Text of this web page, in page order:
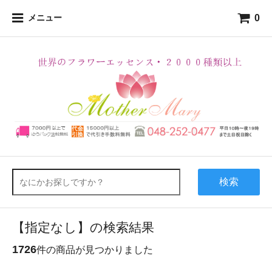
メニュー 0
検索
【指定なし】の検索結果
1726件の商品が見つかりました